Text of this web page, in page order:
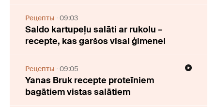
Рецепты 09:03
Saldo kartupeļu salāti ar rukolu –
recepte, kas garšos visai ģimenei
Рецепты 09:05
Yanas Bruk recepte proteīniem
bagātiem vistas salātiem